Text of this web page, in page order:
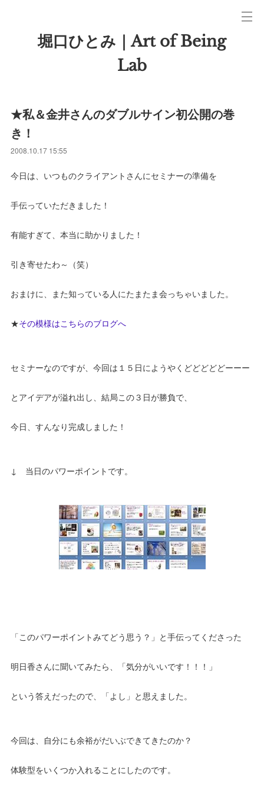
堀口ひとみ｜Art of Being
Lab
★私＆金井さんのダブルサイン初公開の巻
き！
2008.10.17 15:55
今日は、いつものクライアントさんにセミナーの準備を
手伝っていただきました！
有能すぎて、本当に助かりました！
引き寄せたわ～（笑）
おまけに、また知っている人にたまたま会っちゃいました。
★その模様はこちらのブログへ
セミナーなのですが、今回は１５日にようやくどどどどどーーー
とアイデアが溢れ出し、結局この３日が勝負で、
今日、すんなり完成しました！
↓ 当日のパワーポイントです。
「このパワーポイントみてどう思う？」と手伝ってくださった
明日香さんに聞いてみたら、「気分がいいです！！！」
という答えだったので、「よし」と思えました。
今回は、自分にも余裕がだいぶできてきたのか？
体験型をいくつか入れることにしたのです。